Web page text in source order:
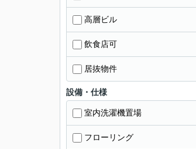
高層ビル
飲食店可
居抜物件
設備・仕様
室内洗濯機置場
フローリング